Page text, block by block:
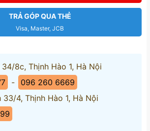
TRẢ GÓP QUA THẺ
Visa, Master, JCB
8c, Thịnh Hào 1, Hà Nội
-
096 260 6669
33/4, Thịnh Hào 1, Hà Nội